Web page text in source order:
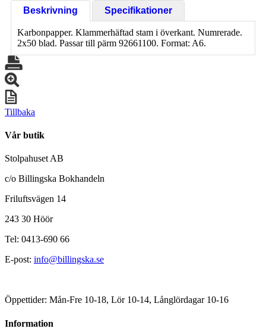
Beskrivning Specifikationer
Karbonpapper. Klammerhäftad stam i överkant. Numrerade.
2x50 blad. Passar till pärm 92661100. Format: A6.
Tillbaka
Vår butik
Stolpahuset AB
c/o Billingska Bokhandeln
Friluftsvägen 14
243 30 Höör
Tel: 0413-690 66
E-post: info@billingska.se
Öppettider: Mån-Fre 10-18, Lör 10-14, Långlördagar 10-16
Information